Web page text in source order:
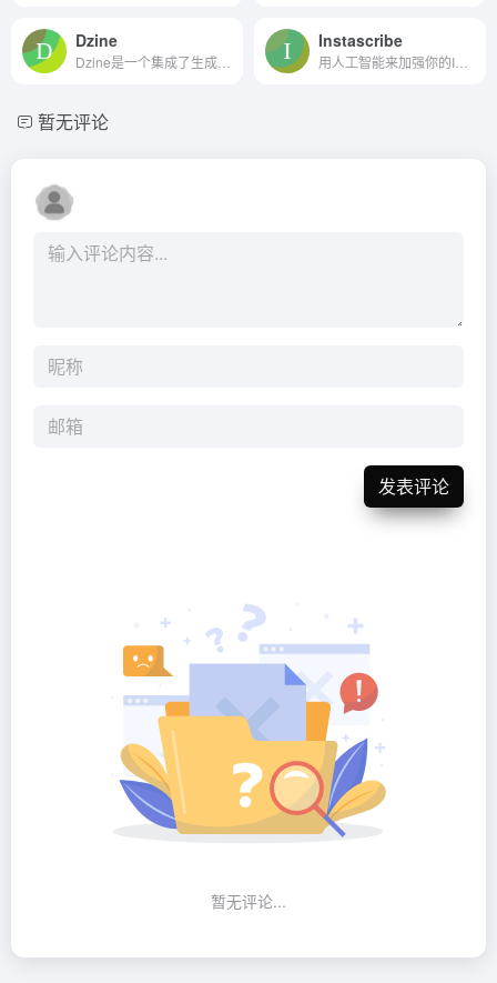
Dzine Instascribe
暂无评论
发表评论
暂无评论...